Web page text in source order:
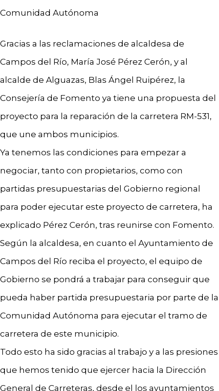
Comunidad Autónoma
Gracias a las reclamaciones de alcaldesa de
Campos del Río, María José Pérez Cerón, y al
alcalde de Alguazas, Blas Ángel Ruipérez, la
Consejería de Fomento ya tiene una propuesta del
proyecto para la reparación de la carretera RM-531,
que une ambos municipios.
Ya tenemos las condiciones para empezar a
negociar, tanto con propietarios, como con
partidas presupuestarias del Gobierno regional
para poder ejecutar este proyecto de carretera, ha
explicado Pérez Cerón, tras reunirse con Fomento.
Según la alcaldesa, en cuanto el Ayuntamiento de
Campos del Río reciba el proyecto, el equipo de
Gobierno se pondrá a trabajar para conseguir que
pueda haber partida presupuestaria por parte de la
Comunidad Autónoma para ejecutar el tramo de
carretera de este municipio.
Todo esto ha sido gracias al trabajo y a las presiones
que hemos tenido que ejercer hacia la Dirección
General de Carreteras, desde el los ayuntamientos